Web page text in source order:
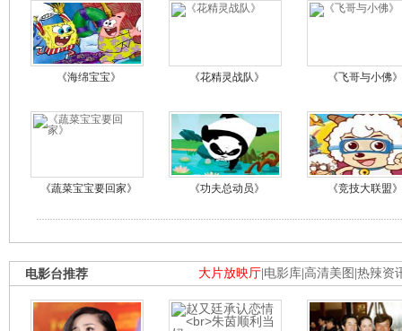
《海绵宝宝》 《花精灵战队》 《飞哥与小佛》
《蔬菜宝宝要回家》 《功夫总动员》 《竞技大联盟》
大片放映厅 电影库 高清美图 热辣资
电影台推荐